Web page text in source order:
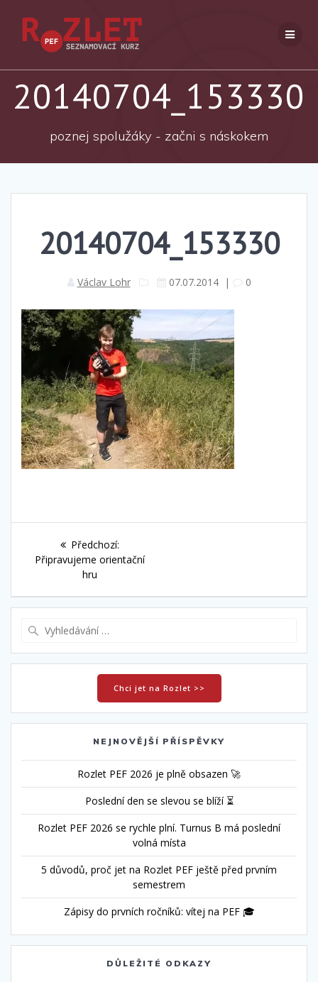
20140704_153330
poznej spolužáky - začni s náskokem
20140704_153330
Václav Lohr 07.07.2014| 0
Navigace
pro
příspěvek
Předchozí:
příspěvek:
Připravujeme orientační
hru
Chci jet na Rozlet >>
NEJNOVĚJŠÍ PŘÍSPĚVKY
Rozlet PEF 2026 je plně obsazen 🚀
Poslední den se slevou se blíží ⏳
Rozlet PEF 2026 se rychle plní. Turnus B má poslední
volná místa
5 důvodů, proč jet na Rozlet PEF ještě před prvním
semestrem
Zápisy do prvních ročníků: vítej na PEF 🎓
DŮLEŽITÉ ODKAZY